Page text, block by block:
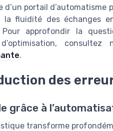
portail d’automatisme
fluidité des échanges
approfondir la
.
des
grâce à
transforme